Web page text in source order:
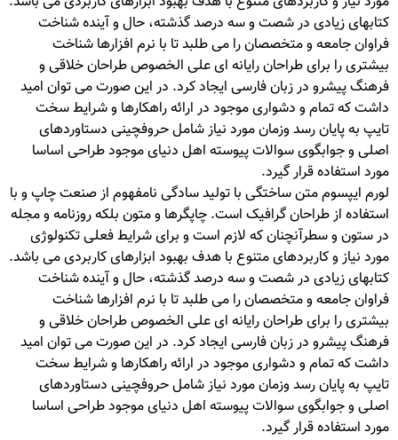
کتابهای زیادی در شصت و سه درصد گذشته، حال و آینده شناخت
فراوان جامعه و متخصصان را می طلبد تا با نرم افزارها شناخت
بیشتری را برای طراحان رایانه ای علی الخصوص طراحان خلاقی و
فرهنگ پیشرو در زبان فارسی ایجاد کرد. در این صورت می توان امید
داشت که تمام و دشواری موجود در ارائه راهکارها و شرایط سخت
تایپ به پایان رسد وزمان مورد نیاز شامل حروفچینی دستاوردهای
اصلی و جوابگوی سوالات پیوسته اهل دنیای موجود طراحی اساسا
مورد استفاده قرار گیرد.
لورم ایپسوم متن ساختگی با تولید سادگی نامفهوم از صنعت چاپ و با
استفاده از طراحان گرافیک است. چاپگرها و متون بلکه روزنامه و مجله
در ستون و سطرآنچنان که لازم است و برای شرایط فعلی تکنولوژی
مورد نیاز و کاربردهای متنوع با هدف بهبود ابزارهای کاربردی می باشد.
کتابهای زیادی در شصت و سه درصد گذشته، حال و آینده شناخت
فراوان جامعه و متخصصان را می طلبد تا با نرم افزارها شناخت
بیشتری را برای طراحان رایانه ای علی الخصوص طراحان خلاقی و
فرهنگ پیشرو در زبان فارسی ایجاد کرد. در این صورت می توان امید
داشت که تمام و دشواری موجود در ارائه راهکارها و شرایط سخت
تایپ به پایان رسد وزمان مورد نیاز شامل حروفچینی دستاوردهای
اصلی و جوابگوی سوالات پیوسته اهل دنیای موجود طراحی اساسا
مورد استفاده قرار گیرد.